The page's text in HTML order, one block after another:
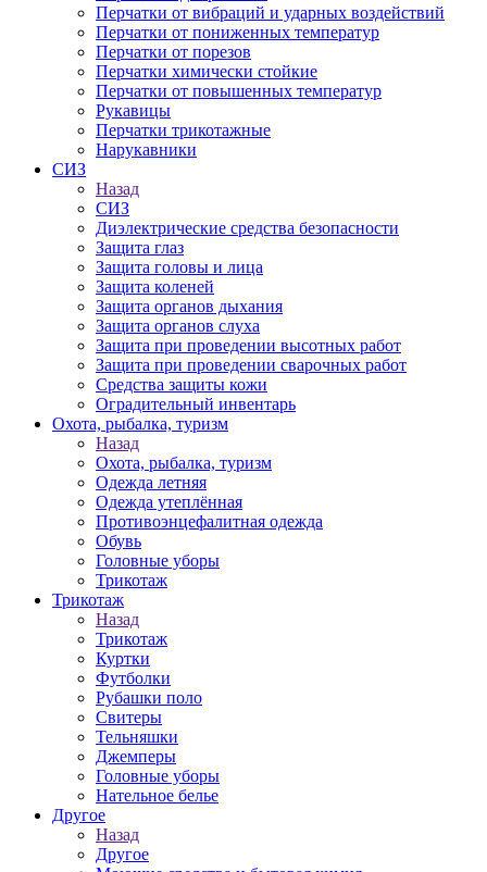
Перчатки от вибраций и ударных воздействий
Перчатки от пониженных температур
Перчатки от порезов
Перчатки химически стойкие
Перчатки от повышенных температур
Рукавицы
Перчатки трикотажные
Нарукавники
СИЗ
Назад
СИЗ
Диэлектрические средства безопасности
Защита глаз
Защита головы и лица
Защита коленей
Защита органов дыхания
Защита органов слуха
Защита при проведении высотных работ
Защита при проведении сварочных работ
Средства защиты кожи
Оградительный инвентарь
Охота, рыбалка, туризм
Назад
Охота, рыбалка, туризм
Одежда летняя
Одежда утеплённая
Противоэнцефалитная одежда
Обувь
Головные уборы
Трикотаж
Трикотаж
Назад
Трикотаж
Куртки
Футболки
Рубашки поло
Свитеры
Тельняшки
Джемперы
Головные уборы
Нательное белье
Другое
Назад
Другое